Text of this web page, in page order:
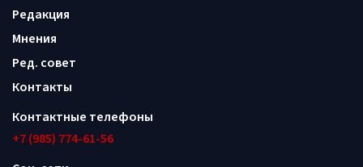
Редакция
Мнения
Ред. совет
Контакты
Контактные телефоны
+7 (985) 774-61-56